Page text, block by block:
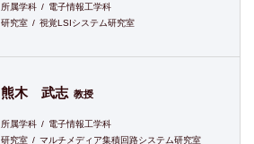
所属学科
電子情報工学科
研究室
視覚LSIシステム研究室
熊木 武志 教授
所属学科
電子情報工学科
研究室
マルチメディア集積回路システム研究室